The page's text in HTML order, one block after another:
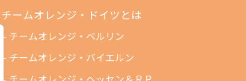
チームオレンジ・ドイツとは
チームオレンジ・ベルリン
チームオレンジ・バイエルン